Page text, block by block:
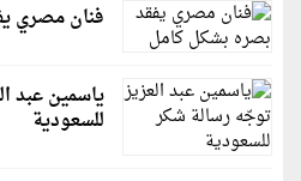
فنان مصري
ياسمين عبد
للسعودية